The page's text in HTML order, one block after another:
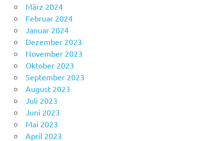
März 2024
Februar 2024
Januar 2024
Dezember 2023
November 2023
Oktober 2023
September 2023
August 2023
Juli 2023
Juni 2023
Mai 2023
April 2023